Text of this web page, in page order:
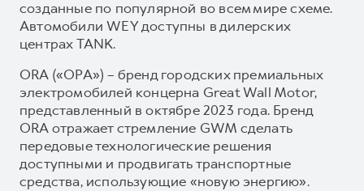
созданные по популярной во всем мире схеме.
Автомобили WEY доступны в дилерских
центрах TANK.
ORA («ОРА») – бренд городских премиальных
электромобилей концерна Great Wall Motor,
представленный в октябре 2023 года. Бренд
ORA отражает стремление GWM сделать
передовые технологические решения
доступными и продвигать транспортные
средства, использующие «новую энергию».